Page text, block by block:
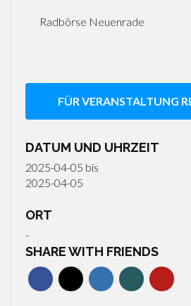
Radbörse Neuenrade
FÜR VERANSTALTUNG
DATUM UND UHRZEIT
2025-04-05 bis
2025-04-05
ORT
-
SHARE WITH FRIENDS